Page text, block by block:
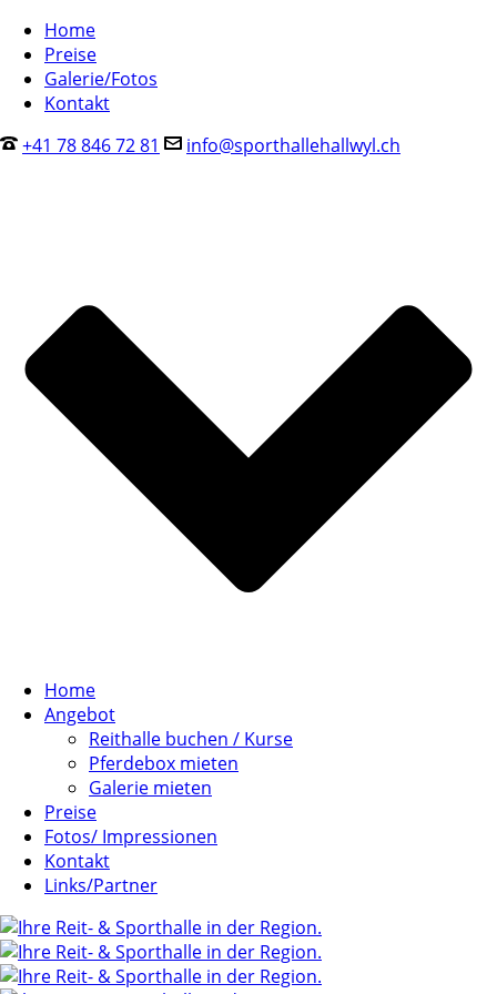
Home
Preise
Galerie/Fotos
Kontakt
+41 78 846 72 81
info@sporthallehallwyl.ch
Home
Angebot
Reithalle buchen / Kurse
Pferdebox mieten
Galerie mieten
Preise
Fotos/ Impressionen
Kontakt
Links/Partner